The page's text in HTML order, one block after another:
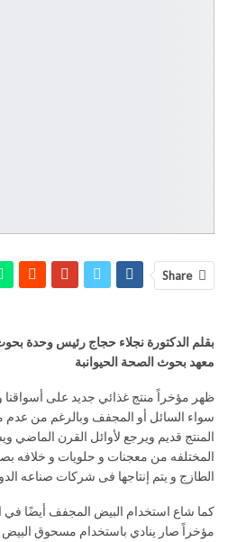
Share
بقلم الدكتورة نجلاء حجاج رئيس وحدة
معهد بحوث الصحة الحيوانبة
ظهر مؤخراً منتج غذائي جديد على أسواقنا
سواء السائل أو المجفف وبالرغم من عدم
المنتج قديم ويرجع لأوائل القرن الماضي
المختلفه من معجنات و حلويات و خلافه
الطازج و يتم إنتاجها فى شركات صناعه
كما شاع استخدام البيض المجفف أيضًا في
مؤخراً صار ينادي باستخدام مسحوق البيض